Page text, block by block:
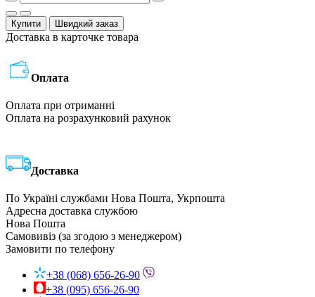
Купити Швидкий заказ
Доставка в карточке товара
Оплата
Оплата при отриманні
Оплата на розрахунковий рахунок
Доставка
По Україні службами Нова Пошта, Укрпошта
Адресна доставка службою
Нова Пошта
Самовивіз (за згодою з менеджером)
Замовити по телефону
+38 (068) 656-26-90
+38 (095) 656-26-90